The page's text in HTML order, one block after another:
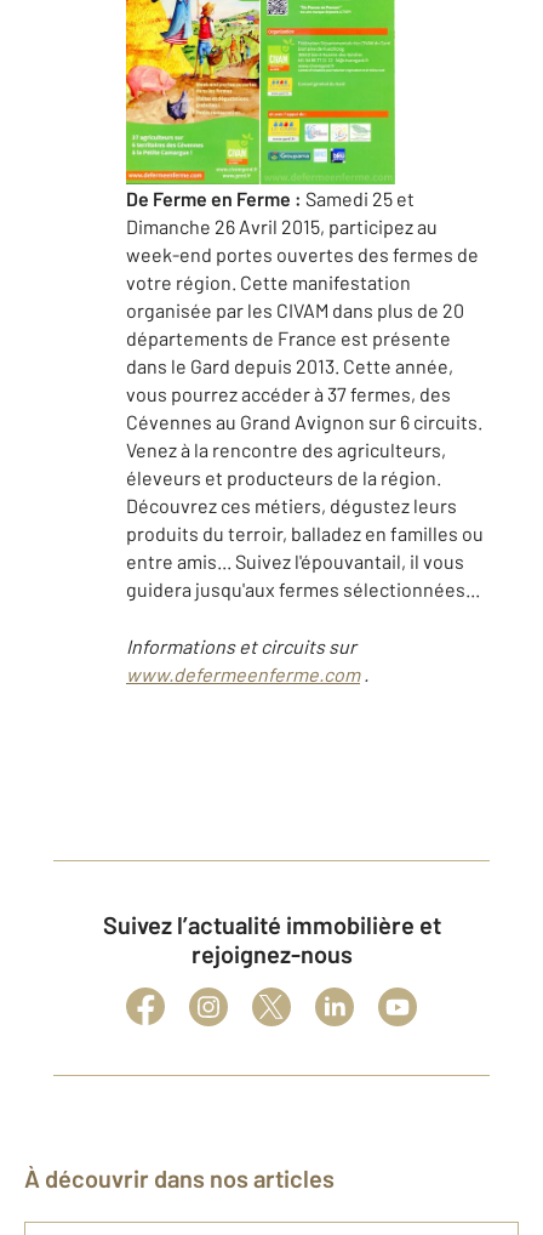
De Ferme en Ferme : Samedi 25 et
Dimanche 26 Avril 2015, participez au
week-end portes ouvertes des fermes de
votre région. Cette manifestation
organisée par les CIVAM dans plus de 20
départements de France est présente
dans le Gard depuis 2013. Cette année,
vous pourrez accéder à 37 fermes, des
Cévennes au Grand Avignon sur 6 circuits.
Venez à la rencontre des agriculteurs,
éleveurs et producteurs de la région.
Découvrez ces métiers, dégustez leurs
produits du terroir, balladez en familles ou
entre amis... Suivez l'épouvantail, il vous
guidera jusqu'aux fermes sélectionnées...
Informations et circuits sur
www.defermeenferme.com.
Suivez l’actualité immobilière et
rejoignez-nous
À découvrir dans nos articles